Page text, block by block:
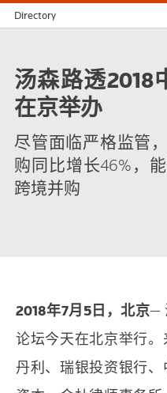
Directory
汤森路透2018
在京举办
尽管面临严格监管
购同比增长46%，
跨境并购
2018年7月5日，北京—
论坛今天在北京举行
丹利、瑞银投资银行